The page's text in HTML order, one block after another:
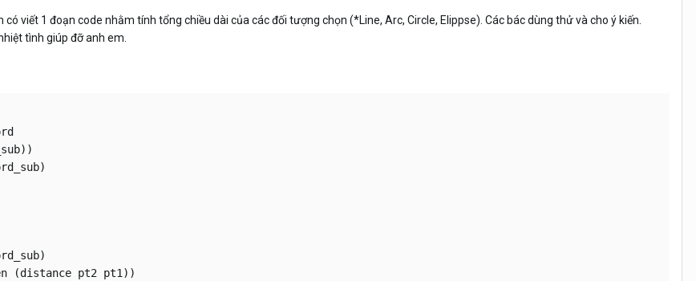
có viết 1 đoạn code nhằm tính tổng chiều dài của các đối tượng chọn (*Line, Arc, Circle, Elippse). Các bác dùng thử và cho ý kiến.
tình giúp đỡ anh em.